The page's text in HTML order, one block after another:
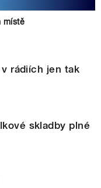
místě
rádiích jen tak
skladby plné